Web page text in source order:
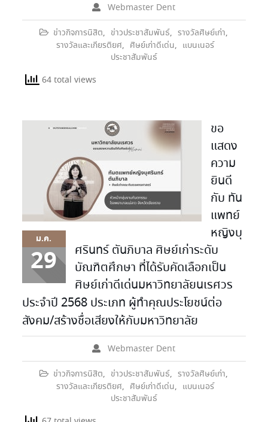
Webmaster Dent
ข่าวกิจการนิสิต, ข่าวประชาสัมพันธ์, รางวัลศิษย์เก่า,
รางวัลและเกียรติยศ, ศิษย์เก่าดีเด่น, แบนเนอร์
ประชาสัมพันธ์
64 total views
ม.ค.
29
ขอ
แสดง
ความ
ยินดี
กับ ทัน
แพทย์
หญิงบุ
ศรินทร์ ตันภิบาล ศิษย์เก่าระดับ
บัณฑิตศึกษา ที่ได้รับคัดเลือกเป็น
ศิษย์เก่าดีเด่นมหาวิทยาลัยนเรศวร
ประจำปี 2568 ประเภท ผู้ทำคุณประโยชน์ต่อ
สังคม/สร้างชื่อเสียงให้กับมหาวิทยาลัย
Webmaster Dent
ข่าวกิจการนิสิต, ข่าวประชาสัมพันธ์, รางวัลศิษย์เก่า,
รางวัลและเกียรติยศ, ศิษย์เก่าดีเด่น, แบนเนอร์
ประชาสัมพันธ์